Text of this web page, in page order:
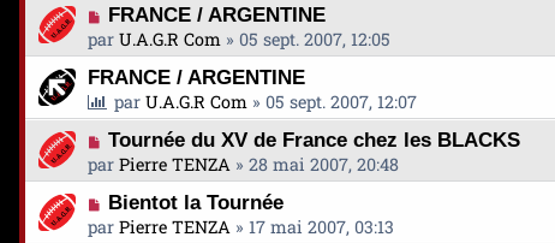
FRANCE / ARGENTINE
par U.A.G.R Com » 05 sept. 2007, 12:05
FRANCE / ARGENTINE
par U.A.G.R Com » 05 sept. 2007, 12:07
Tournée du XV de France chez les BLACKS
par Pierre TENZA » 28 mai 2007, 20:48
Bientot la Tournée
par Pierre TENZA » 17 mai 2007, 03:13